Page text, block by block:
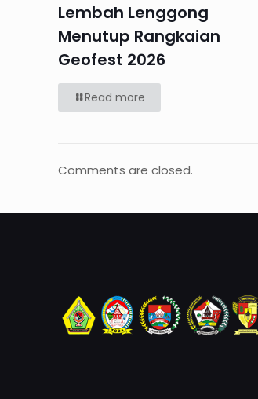
Lembah Lenggong
Menutup Rangkaian
Geofest 2026
Read more
Comments are closed.